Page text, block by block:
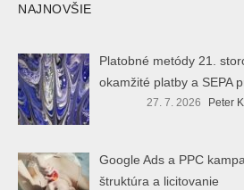
NAJNOVŠIE
Platobné metódy 21.
okamžité platby a SEPA
27. 7. 2026 Peter
Google Ads a PPC
štruktúra a licitovanie